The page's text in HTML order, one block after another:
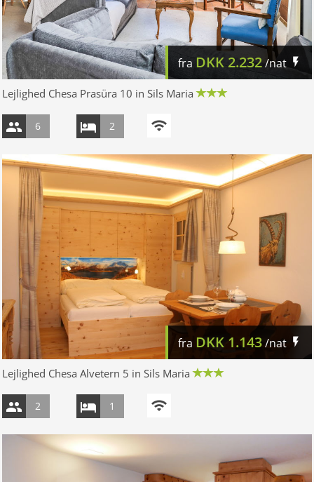
fra DKK2.232/nat
Lejlighed Chesa Prasüra 10 in Sils Maria
6 2
fra DKK 1.143/nat
Lejlighed Chesa Alvetern 5 in Sils Maria
2 1